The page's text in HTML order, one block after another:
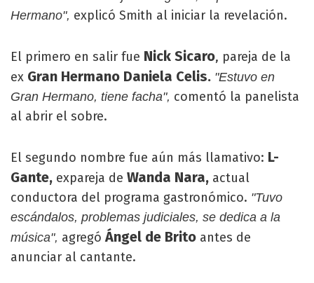
Hermano", explicó Smith al iniciar la revelación.
El primero en salir fue Nick Sicaro, pareja de la
ex Gran Hermano Daniela Celis. "Estuvo en
Gran Hermano, tiene facha", comentó la panelista
al abrir el sobre.
El segundo nombre fue aún más llamativo: L-
Gante, expareja de Wanda Nara, actual
conductora del programa gastronómico. "Tuvo
escándalos, problemas judiciales, se dedica a la
música", agregóÁngel de Brito antes de
anunciar al cantante.